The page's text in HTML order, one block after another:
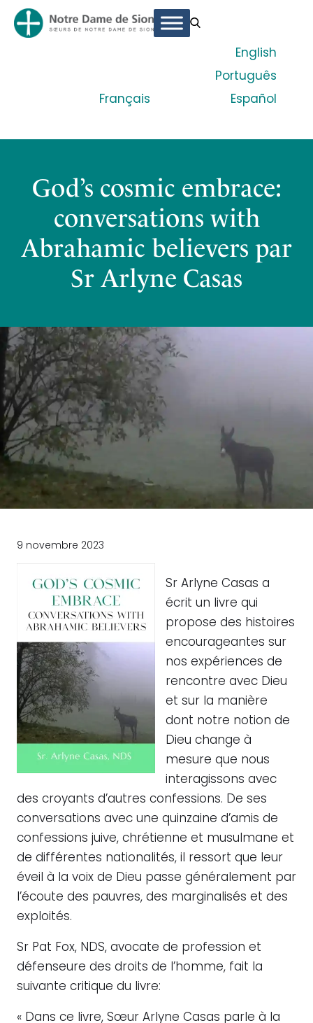
Français
English
Português
Español
God’s cosmic embrace:
conversations with
Abrahamic believers par
Sr Arlyne Casas
9 novembre 2023
Sr Arlyne Casas a
écrit un livre qui
propose des histoires
encourageantes sur
nos expériences de
rencontre avec Dieu
et sur la manière
dont notre notion de
Dieu change à
mesure que nous
interagissons avec
des croyants d’autres confessions. De ses
conversations avec une quinzaine d’amis de
confessions juive, chrétienne et musulmane et
de différentes nationalités, il ressort que leur
éveil à la voix de Dieu passe généralement par
l’écoute des pauvres, des marginalisés et des
exploités.
Sr Pat Fox, NDS, avocate de profession et
défenseure des droits de l’homme, fait la
suivante critique du livre:
« Dans ce livre, Sœur Arlyne Casas parle à la